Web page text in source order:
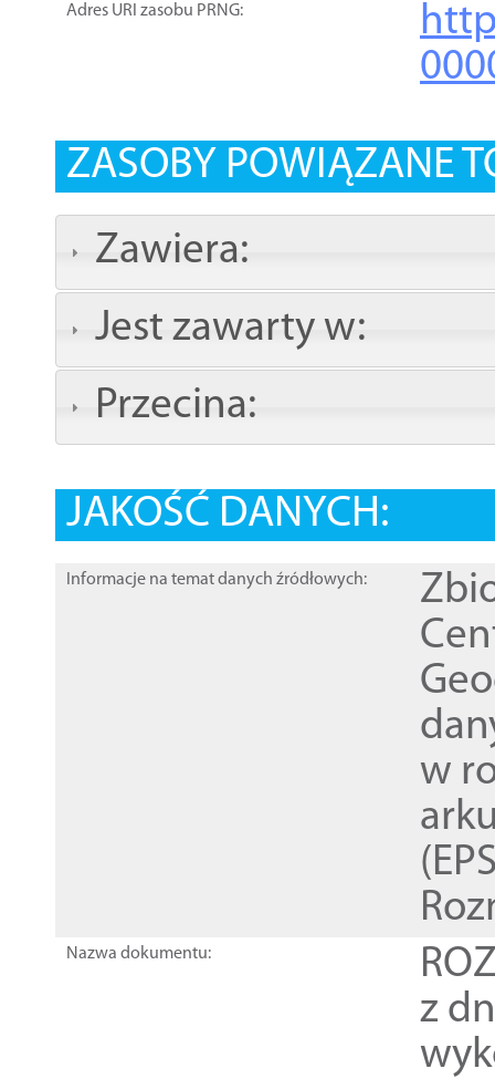
Adres URI zasobu PRNG:
ZASOBY POWIĄZANE
Zawiera:
Jest zawarty w:
Przecina:
JAKOŚĆ DANYCH:
Informacje na temat danych źródłowych:
w
Nazwa dokumentu:
z